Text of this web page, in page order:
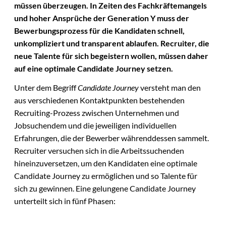
müssen überzeugen. In Zeiten des Fachkräftemangels
und hoher Ansprüche der Generation Y muss der
Bewerbungsprozess für die Kandidaten schnell,
unkompliziert und transparent ablaufen. Recruiter, die
neue Talente für sich begeistern wollen, müssen daher
auf eine optimale Candidate Journey setzen.
Unter dem BegriffCandidate Journeyversteht man den
aus verschiedenen Kontaktpunkten bestehenden
Recruiting-Prozess zwischen Unternehmen und
Jobsuchendem und die jeweiligen individuellen
Erfahrungen, die der Bewerber währenddessen sammelt.
Recruiter versuchen sich in die Arbeitssuchenden
hineinzuversetzen, um den Kandidaten eine optimale
Candidate Journey zu ermöglichen und so Talente für
sich zu gewinnen. Eine gelungene Candidate Journey
unterteilt sich in fünf Phasen: